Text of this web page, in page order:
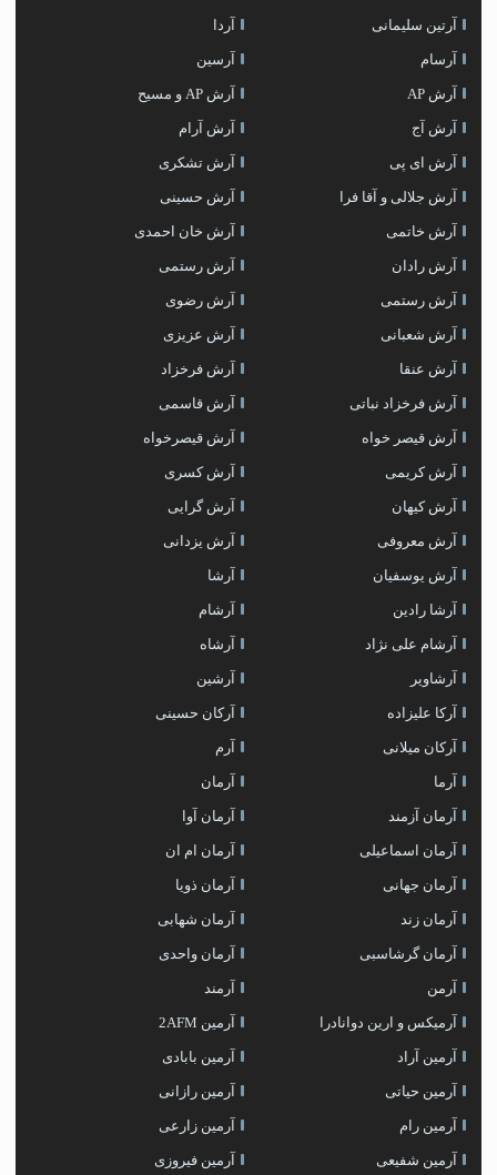
آرتین سلیمانی آردا
آرسام آرسین
آرش AP آرش AP و مسیح
آرش آج آرش آرام
آرش ای پی آرش تشکری
آرش جلالی و آقا فرا آرش حسینی
آرش خاتمی آرش خان احمدی
آرش رادان آرش رستمى
آرش رستمی آرش رضوی
آرش شعبانی آرش عزیزی
آرش عنقا آرش فرخزاد
آرش فرخزاد نباتی آرش قاسمی
آرش قیصر خواه آرش قیصرخواه
آرش کریمی آرش کسری
آرش کیهان آرش گرایی
آرش معروفی آرش یزدانی
آرش یوسفیان آرشا
آرشا رادین آرشام
آرشام علی نژاد آرشاه
آرشاویر آرشین
آرکا علیزاده آرکان حسینی
آرکان میلانی آرم
آرما آرمان
آرمان آزمند آرمان آوا
آرمان اسماعیلی آرمان ام ان
آرمان جهانی آرمان ذویا
آرمان زند آرمان شهابی
آرمان گرشاسبی آرمان واحدی
آرمن آرمند
آرمیکس و ارین دوانادرا آرمین 2AFM
آرمین آراد آرمین بابادی
آرمین حیاتی آرمین رازانی
آرمین رام آرمین زارعی
آرمین شفیعی آرمین فیروزی